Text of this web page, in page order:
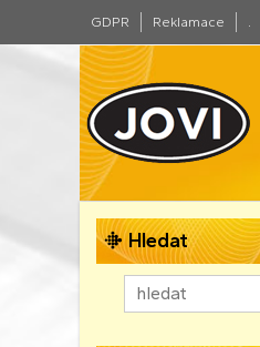
GDPR Reklamace .
Hledat